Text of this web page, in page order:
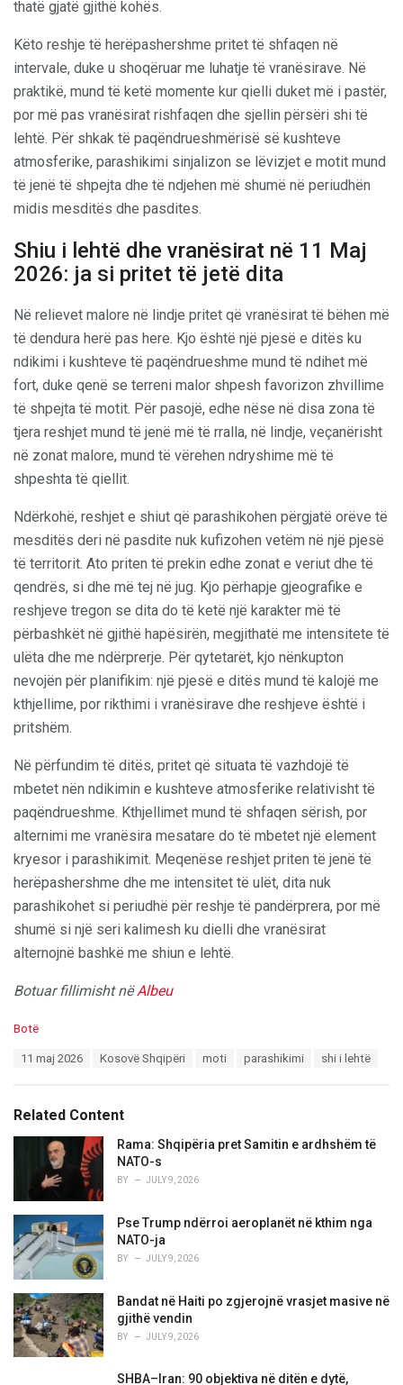
thatë gjatë gjithë kohës.
Këto reshje të herëpashershme pritet të shfaqen në
intervale, duke u shoqëruar me luhatje të vranësirave. Në
praktikë, mund të ketë momente kur qielli duket më i pastër,
por më pas vranësirat rishfaqen dhe sjellin përsëri shi të
lehtë. Për shkak të paqëndrueshmërisë së kushteve
atmosferike, parashikimi sinjalizon se lëvizjet e motit mund
të jenë të shpejta dhe të ndjehen më shumë në periudhën
midis mesditës dhe pasdites.
Shiu i lehtë dhe vranësirat në 11 Maj
2026: ja si pritet të jetë dita
Në relievet malore në lindje pritet që vranësirat të bëhen më
të dendura herë pas here. Kjo është një pjesë e ditës ku
ndikimi i kushteve të paqëndrueshme mund të ndihet më
fort, duke qenë se terreni malor shpesh favorizon zhvillime
të shpejta të motit. Për pasojë, edhe nëse në disa zona të
tjera reshjet mund të jenë më të rralla, në lindje, veçanërisht
në zonat malore, mund të vërehen ndryshime më të
shpeshta të qiellit.
Ndërkohë, reshjet e shiut që parashikohen përgjatë orëve të
mesditës deri në pasdite nuk kufizohen vetëm në një pjesë
të territorit. Ato priten të prekin edhe zonat e veriut dhe të
qendrës, si dhe më tej në jug. Kjo përhapje gjeografike e
reshjeve tregon se dita do të ketë një karakter më të
përbashkët në gjithë hapësirën, megjithatë me intensitete të
ulëta dhe me ndërprerje. Për qytetarët, kjo nënkupton
nevojën për planifikim: një pjesë e ditës mund të kalojë me
kthjellime, por rikthimi i vranësirave dhe reshjeve është i
pritshëm.
Në përfundim të ditës, pritet që situata të vazhdojë të
mbetet nën ndikimin e kushteve atmosferike relativisht të
paqëndrueshme. Kthjellimet mund të shfaqen sërish, por
alternimi me vranësira mesatare do të mbetet një element
kryesor i parashikimit. Meqenëse reshjet priten të jenë të
herëpashershme dhe me intensitet të ulët, dita nuk
parashikohet si periudhë për reshje të pandërprera, por më
shumë si një seri kalimesh ku dielli dhe vranësirat
alternojnë bashkë me shiun e lehtë.
Botuar fillimisht nëAlbeu
C
o
r
i
Botë
:
11 maj 2026 Kosovë Shqipëri moti parashikimi shi i lehtë
Related Content
Rama: Shqipëria pret Samitin e ardhshëm të
NATO-s
BY JULY 9, 2026
Pse Trump ndërroi aeroplanët në kthim nga
NATO-ja
BY JULY 9, 2026
Bandat në Haiti po zgjerojnë vrasjet masive në
gjithë vendin
BY JULY 9, 2026
SHBA–Iran: 90 objektiva në ditën e dytë,